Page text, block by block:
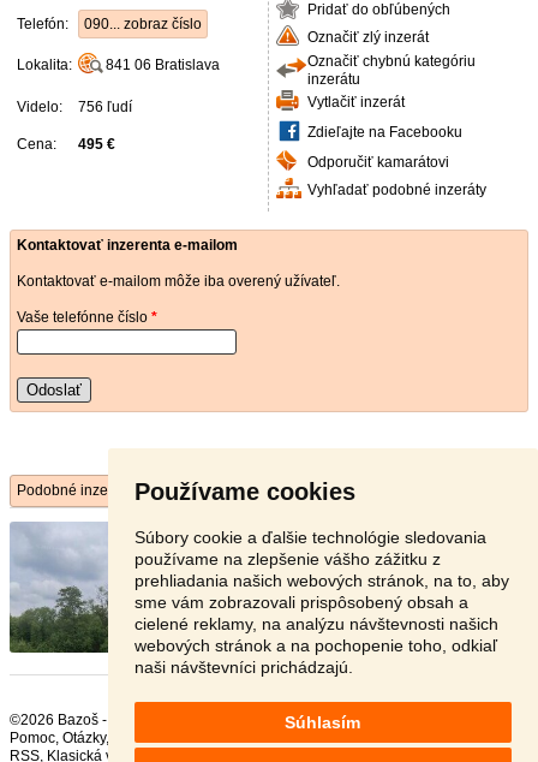
Používame cookies
Súbory cookie a ďalšie technológie sledovania
používame na zlepšenie vášho zážitku z
prehliadania našich webových stránok, na to, aby
sme vám zobrazovali prispôsobený obsah a
cielené reklamy, na analýzu návštevnosti našich
webových stránok a na pochopenie toho, odkiaľ
naši návštevníci prichádzajú.
Súhlasím
Telefón: 090... zobraz číslo
Lokalita: 841 06 Bratislava
Videlo: 756 ľudí
Cena: 495 €
Pridať do obľúbených
Označiť zlý inzerát
Označiť chybnú kategóriu
inzerátu
Vytlačiť inzerát
Zdieľajte na Facebooku
Odporučiť kamarátovi
Vyhľadať podobné inzeráty
Kontaktovať inzerenta e-mailom
Kontaktovať e-mailom môže iba overený užívateľ.
Vaše telefónne číslo *
Odoslať
Podobné inzeráty
2026]
PREDAJ- pozemok ihneď k výstavbe BA IV.-
Záhorská Bystrica - TO ...
Bratislava - 841 06
495 €
©2026 Bazoš -
Pomoc, Otázky, Hodnotenie
RSS,